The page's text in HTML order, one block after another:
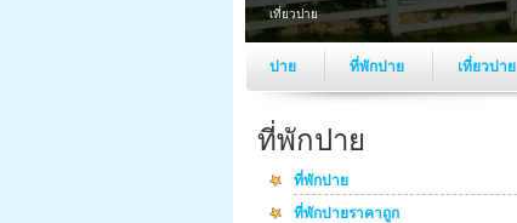
เที่ยวปาย
ปาย ที่พักปาย เที่ยวปาย
ที่พักปาย
ที่พักปาย
ที่พักปายราคาถูก